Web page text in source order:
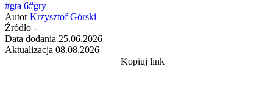
#gta 6#gry
Autor Krzysztof Górski
Źródło -
Data dodania 25.06.2026
Aktualizacja 08.08.2026
Kopiuj link